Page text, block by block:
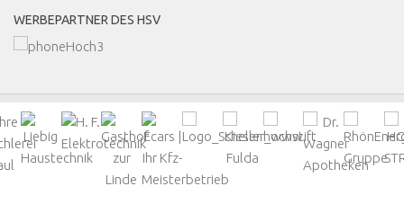
WERBEPARTNER DES HSV